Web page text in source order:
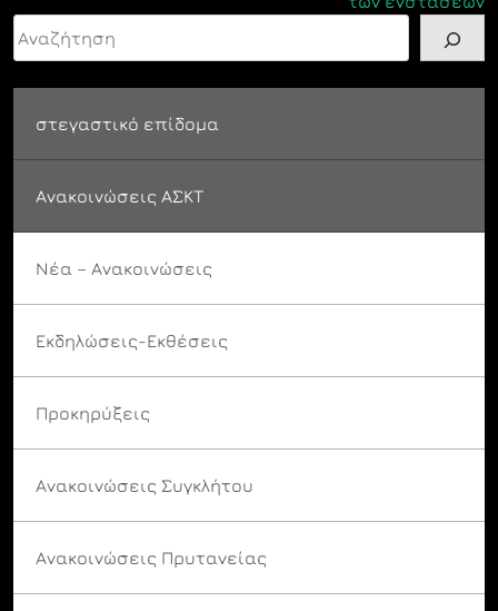
Αναζήτηση
στεγαστικό επίδομα
Ανακοινώσεις ΑΣΚΤ
Νέα – Ανακοινώσεις
Εκδηλώσεις-Εκθέσεις
Προκηρύξεις
Ανακοινώσεις Συγκλήτου
Ανακοινώσεις Πρυτανείας